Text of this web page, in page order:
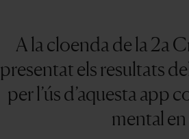
A la cloenda de la 2a
presentat els resultats
per l’ús d’aquesta app
mental